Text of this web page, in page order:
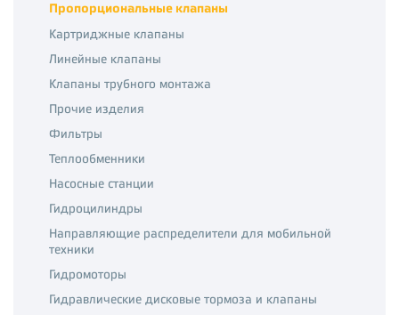
Пропорциональные клапаны
Картриджные клапаны
Линейные клапаны
Клапаны трубного монтажа
Прочие изделия
Фильтры
Теплообменники
Насосные станции
Гидроцилиндры
Направляющие распределители для мобильной
техники
Гидромоторы
Гидравлические дисковые тормоза и клапаны